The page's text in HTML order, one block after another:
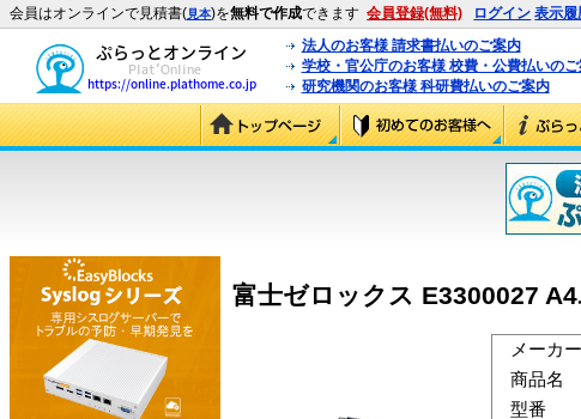
会員はオンラインで見積書(見本)を無料で作成できます 会員登録(無料) ログイン 表示履
法人のお客様 請求書払いのご案内
学校・官公庁のお客様 校費・公費払いの
研究機関のお客様 科研費払いのご案内
富士ゼロックス E3300027
メーカー
商品名
型番